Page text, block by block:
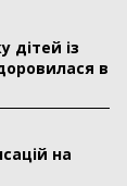
дітей із
в
на